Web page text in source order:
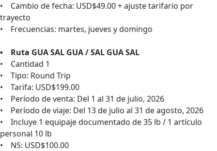
• Cambio de fecha: USD$49.00 + ajuste tarifario por
trayecto
• Frecuencias: martes, jueves y domingo
• Ruta GUA SAL GUA / SAL GUA SAL
• Cantidad 1
• Tipo: Round Trip
• Tarifa: USD$199.00
• Período de venta: Del 1 al 31 de julio, 2026
• Período de viaje: Del 13 de julio al 31 de agosto, 2026
• Incluye 1 equipaje documentado de 35 lb / 1 artículo
personal 10 lb
• NS: USD$100.00